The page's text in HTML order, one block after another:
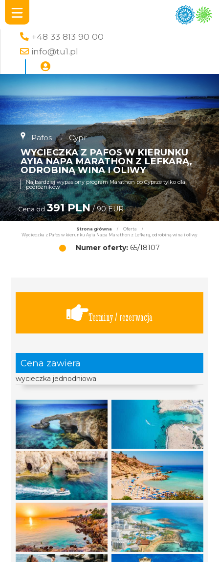
+48 33 813 90 00
info@tu1.pl
Pafos → Cypr
WYCIECZKA Z PAFOS W KIERUNKU
AYIA NAPA MARATHON Z LEFKARĄ,
ODROBINĄ WINA I OLIWY
Najbardziej wypasiony program Marathon po Cyprze tylko dla
podróżników
Cena od 391 PLN/ 90 EUR
Strona główna / Oferta
/
Wycieczka z Pafos w kierunku Ayia Napa Marathon z Lefkarą, odrobiną wina i oliwy
Numer oferty: 65/18107
Terminy / rezerwacja
Cena zawiera
wycieczka jednodniowa